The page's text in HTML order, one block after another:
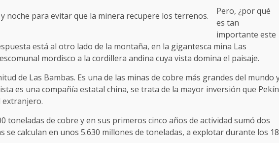
noche para evitar que la minera recupere los terrenos.
Pero, ¿por qué
es tan
importante este
está al otro lado de la montaña, en la gigantesca mina Las
mordisco a la cordillera andina cuya vista domina el paisaje.
de Las Bambas. Es una de las minas de cobre más grandes del mundo
es una compañía estatal china, se trata de la mayor inversión que Pekín
extranjero.
toneladas de cobre y en sus primeros cinco años de actividad sumó dos
se calculan en unos 5.630 millones de toneladas, a explotar durante los 18